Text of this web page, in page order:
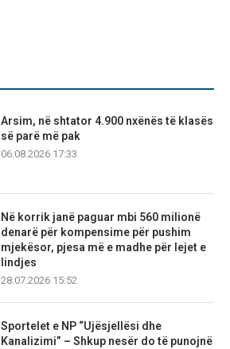
Arsim, në shtator 4.900 nxënës të klasës
së parë më pak
06.08.2026 17:33
Në korrik janë paguar mbi 560 milionë
denarë për kompensime për pushim
mjekësor, pjesa më e madhe për lejet e
lindjes
28.07.2026 15:52
Sportelet e NP “Ujësjellësi dhe
Kanalizimi” – Shkup nesër do të punojnë